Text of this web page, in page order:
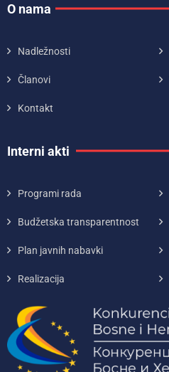
O nama
Nadležnosti
Članovi
Kontakt
Interni akti
Programi rada
Budžetska transparentnost
Plan javnih nabavki
Realizacija